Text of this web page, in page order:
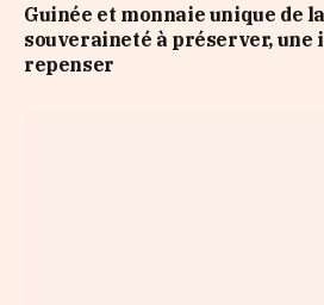
Guinée et monnaie unique de la
souveraineté à préserver, une
repenser